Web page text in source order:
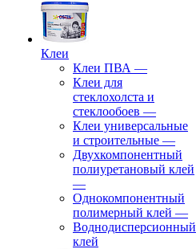
Клеи
Клеи ПВА —
Клеи для
стеклохолста и
стеклообоев —
Клеи универсальные
и строительные —
Двухкомпонентный
полиуретановый клей
—
Однокомпонентный
полимерный клей —
Воднодисперсионный
клей